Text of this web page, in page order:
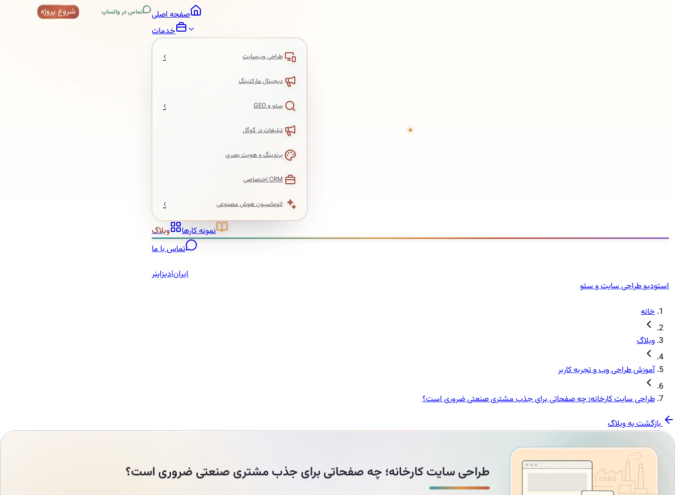
شروع پروژه تماس در واتساپ
صفحه اصلی
خدمات
طراحی وب‌سایت ‹
دیجیتال مارکتینگ
سئو و GEO ‹
تبلیغات در گوگل
برندینگ و هویت بصری
CRM اختصاصی
اتوماسیون هوش مصنوعی ‹
نمونه کارها
وبلاگ
تماس با ما
ایران|دیزاینر
استودیو طراحی سایت و سئو
خانه
وبلاگ
آموزش طراحی وب و تجربه کاربر
طراحی سایت کارخانه؛ چه صفحاتی برای جذب مشتری صنعتی ضروری است؟
بازگشت به وبلاگ
طراحی سایت کارخانه؛ چه صفحاتی برای جذب مشتری صنعتی ضروری است؟